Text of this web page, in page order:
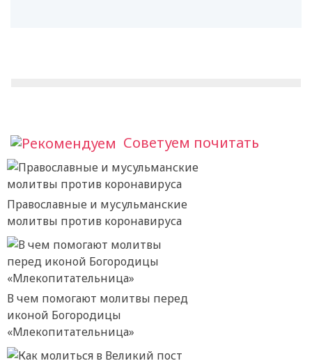
Советуем почитать
Православные и мусульманские
молитвы против коронавируса
В чем помогают молитвы перед
иконой Богородицы
«Млекопитательница»